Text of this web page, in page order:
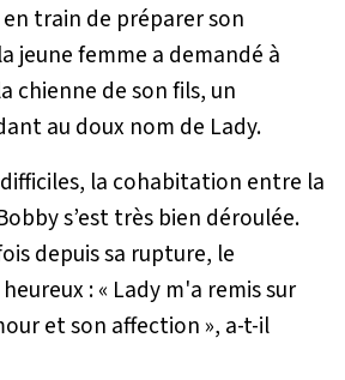
train de préparer son
jeune femme a demandé à
chienne de son fils, un
au doux nom de Lady.
la cohabitation entre la
s’est très bien déroulée.
depuis sa rupture, le
:« Lady m'a remis sur
et son affection », a-t-il